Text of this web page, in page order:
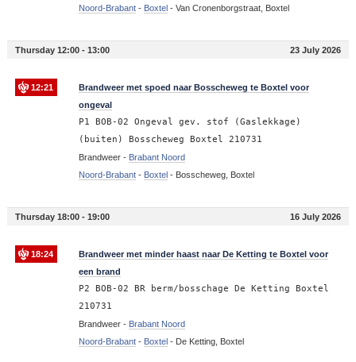
Noord-Brabant- Boxtel- Van Cronenborgstraat, Boxtel
Thursday 12:00 - 13:00 23 July 2026
12:21
Brandweer met spoed naar Bosscheweg te Boxtel voor
ongeval
P1 BOB-02 Ongeval gev. stof (Gaslekkage)
(buiten) Bosscheweg Boxtel 210731
Brandweer - Brabant Noord
Noord-Brabant- Boxtel- Bosscheweg, Boxtel
Thursday 18:00 - 19:00 16 July 2026
18:24
Brandweer met minder haast naar De Ketting te Boxtel voor
een brand
P2 BOB-02 BR berm/bosschage De Ketting Boxtel
210731
Brandweer - Brabant Noord
Noord-Brabant- Boxtel- De Ketting, Boxtel